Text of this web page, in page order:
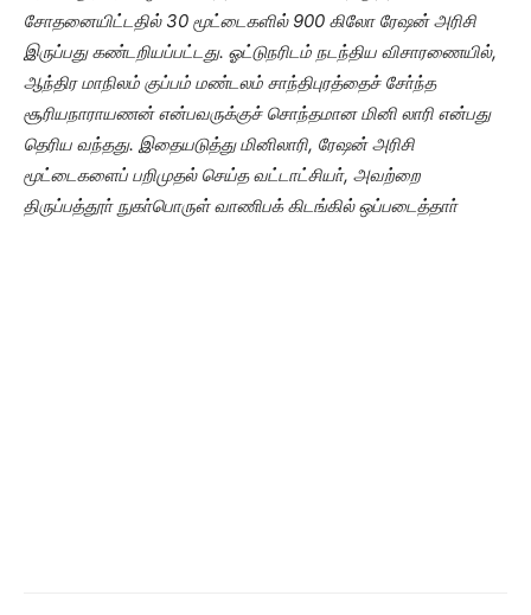
சோதனையிட்டதில் 30 மூட்டைகளில் 900 கிலோ ரேஷன் அரிசி
இருப்பது கண்டறியப்பட்டது. ஓட்டுநரிடம் நடந்திய விசாரணையில்,
ஆந்திர மாநிலம் குப்பம் மண்டலம் சாந்திபுரத்தைச் சோ்ந்த
சூரியநாராயணன் என்பவருக்குச் சொந்தமான மினி லாரி என்பது
தெரிய வந்தது. இதையடுத்து மினிலாரி, ரேஷன் அரிசி
மூட்டைகளைப் பறிமுதல் செய்த வட்டாட்சியா், அவற்றை
திருப்பத்தூா் நுகா்பொருள் வாணிபக் கிடங்கில் ஒப்படைத்தாா்